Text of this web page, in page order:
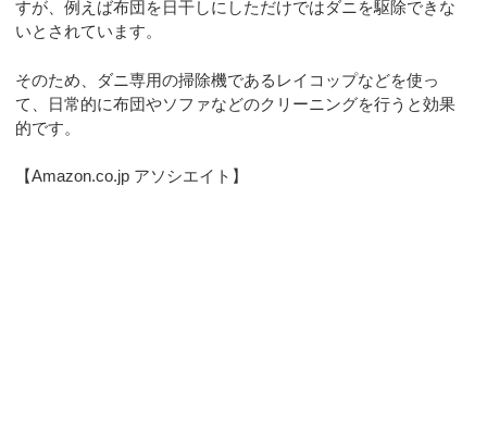
すが、例えば布団を日干しにしただけではダニを駆除できな
いとされています。
そのため、ダニ専用の掃除機であるレイコップなどを使っ
て、日常的に布団やソファなどのクリーニングを行うと効果
的です。
【Amazon.co.jp アソシエイト】